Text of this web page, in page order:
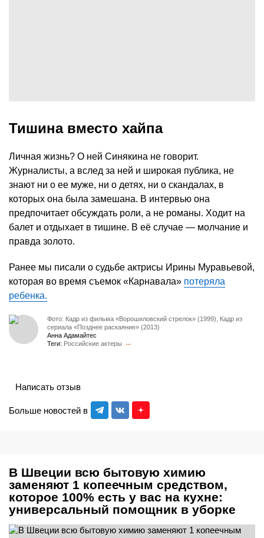
Тишина вместо хайпа
Личная жизнь? О ней Синякина не говорит.
Журналисты, а вслед за ней и широкая публика, не
знают ни о ее муже, ни о детях, ни о скандалах, в
которых она была замешана. В интервью она
предпочитает обсуждать роли, а не романы. Ходит на
балет и отдыхает в тишине. В её случае — молчание и
правда золото.
Ранее мы писали о судьбе актрисы Ирины Муравьевой,
которая во время съемок «Карнавала» потеряла
ребенка.
Фото: Кадр из фильма «Ворошиловский стрелок» (1999), Кадр из
сериала «Позднее раскаяние» (2013)
Анна Адамайтес
Теги: Российские актеры
Больше новостей в
Написать отзыв
В Швеции всю бытовую химию
заменяют 1 копеечным средством,
которое 100% есть у вас на кухне:
универсальный помощник в уборке